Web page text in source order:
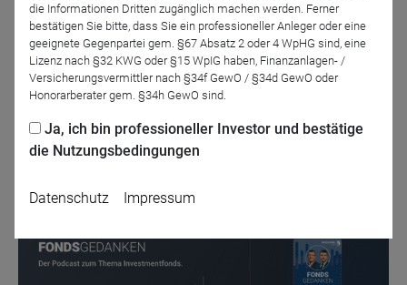
Selbstverständlich erhalten Sie für Ihre Teilnahme IDD-
konforme Weiterbildungszeiten.
die Informationen Dritten zugänglich machen werden. Ferner
bestätigen Sie bitte, dass Sie ein professioneller Anleger oder eine
geeignete Gegenpartei gem. §67 Absatz 2 oder 4 WpHG sind, eine
Lizenz nach §32 KWG oder §15 WpIG haben, Finanzanlagen- /
Versicherungsvermittler nach §34f GewO / §34d GewO oder
Honorarberater gem. §34h GewO sind.
Ja, ich bin professioneller Investor und bestätige
die Nutzungsbedingungen
Datenschutz Impressum